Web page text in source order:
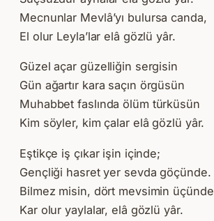
Mecnunlar Mevlâ’yı bulursa canda,
El olur Leyla’lar elâ gözlü yâr.
Güzel açar güzelliğin sergisin
Gün ağartır kara saçın örgüsün
Muhabbet faslında ölüm türküsün
Kim söyler, kim çalar elâ gözlü yâr.
Eştikçe iş çıkar işin içinde;
Gençliği hasret yer sevda göçünde.
Bilmez misin, dört mevsimin üçünde
Kar olur yaylalar, elâ gözlü yâr.